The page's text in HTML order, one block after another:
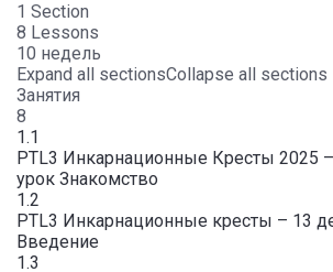
1 Section
8 Lessons
10 недель
Expand all sectionsCollapse all sections
Занятия
8
1.1
PTL3 Инкарнационные Кресты 2025
урок Знакомство
1.2
PTL3 Инкарнационные кресты – 13
Введение
1.3